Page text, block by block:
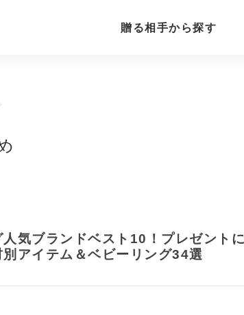
贈る相手から探す
人気ブランドベスト10！プレゼントに
アイテム＆ベビーリング34選